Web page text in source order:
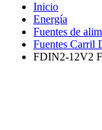
Inicio
Energía
Fuentes de
Fuentes Carril
FDIN2-12V2